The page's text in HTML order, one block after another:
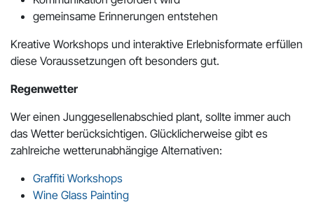
gemeinsame Erinnerungen entstehen
Kreative Workshops und interaktive Erlebnisformate erfüllen
diese Voraussetzungen oft besonders gut.
Regenwetter
Wer einen Junggesellenabschied plant, sollte immer auch
das Wetter berücksichtigen. Glücklicherweise gibt es
zahlreiche wetterunabhängige Alternativen:
Graffiti Workshops
Wine Glass Painting